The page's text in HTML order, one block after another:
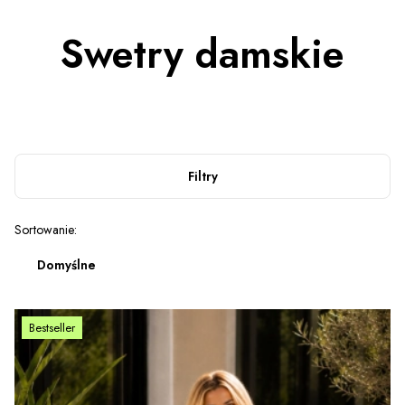
Swetry damskie
Filtry
Lista produktów
Sortowanie:
Domyślne
Bestseller